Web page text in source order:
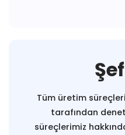
Tüm üretim
tarafından
süreçlerimiz